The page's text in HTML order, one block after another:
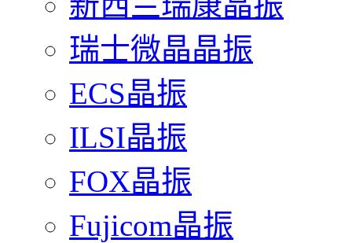
瑞士微晶晶振
ECS晶振
ILSI晶振
FOX晶振
Fujicom晶振